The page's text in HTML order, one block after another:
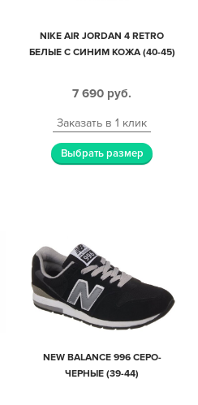
NIKE AIR JORDAN 4 RETRO
БЕЛЫЕ С СИНИМ КОЖА (40-45)
7 690 руб.
Заказать в 1 клик
Выбрать размер
NEW BALANCE 996 СЕРО-
ЧЕРНЫЕ (39-44)